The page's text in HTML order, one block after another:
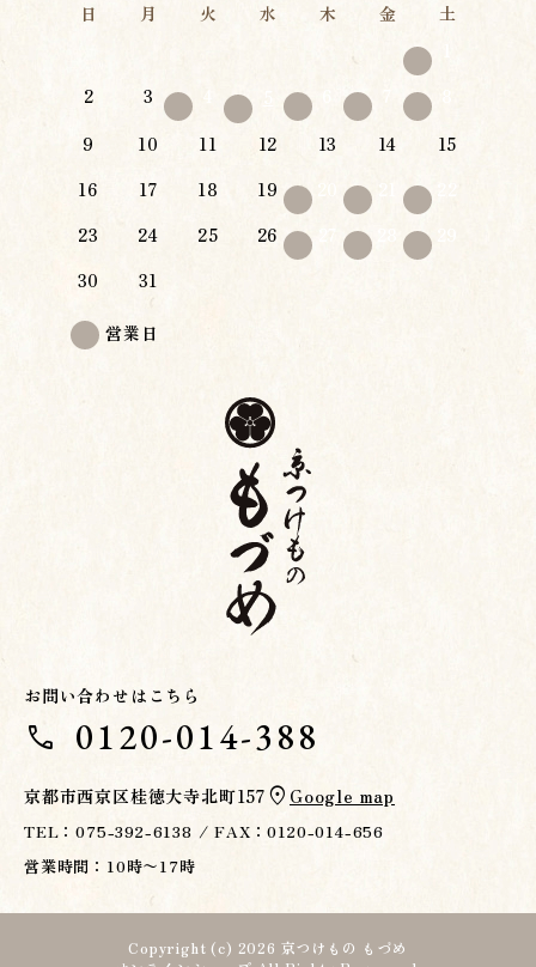
お問い合わせはこちら
call 0120-014-388
京都市西京区桂徳大寺北町157 location_on Google map
TEL：075-392-6138 / FAX：0120-014-656
営業時間：10時〜17時
日 月 火 水 木 金
土
2
3
9
10 11 12 13 14
15
16
17 18 19 21
23
24 25 26
30
31
営業日
Copyright (c) 2026 京つけもの もづめ